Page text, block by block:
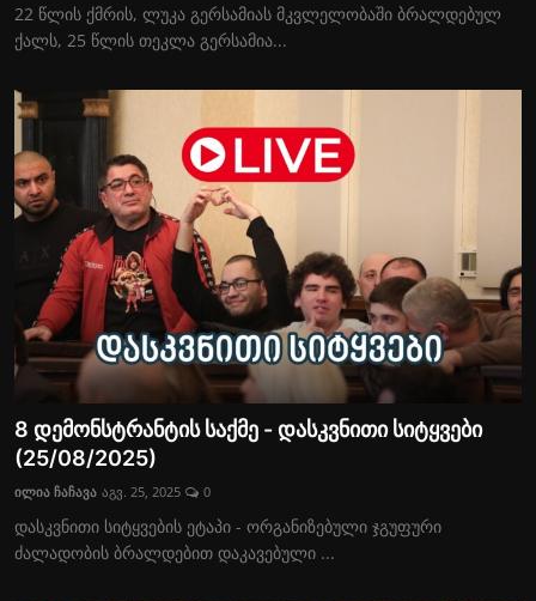
22 წლის ქმრის, ლუკა გერსამიას მკვლელობაში ბრალდებულ
ქალს, 25 წლის თეკლა გერსამია...
8 დემონსტრანტის საქმე - დასკვნითი სიტყვები
(25/08/2025)
ილია ჩაჩავა აგვ. 25, 2025 0
დასკვნითი სიტყვების ეტაპი - ორგანიზებული ჯგუფური
ძალადობის ბრალდებით დაკავებული ...